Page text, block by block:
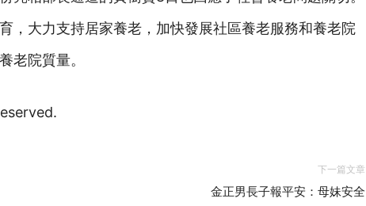
，大力支持居家養老，加快發展社區養老服務和養老院
老院質量。
下一篇文章
金正男長子報平安：母妹安全